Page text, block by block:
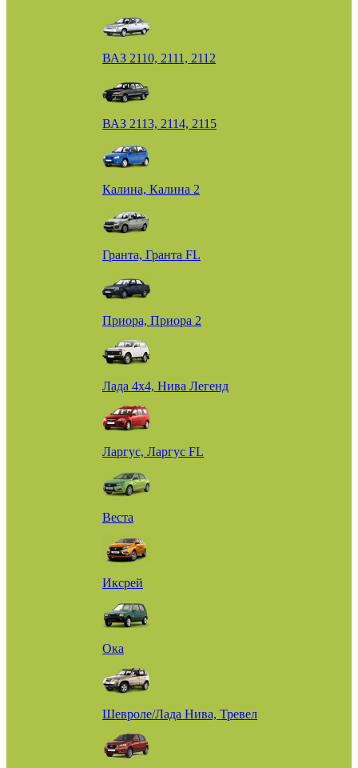
ВАЗ 2110, 2111, 2112
ВАЗ 2113, 2114, 2115
Калина, Калина 2
Гранта, Гранта FL
Приора, Приора 2
Лада 4х4, Нива Легенд
Ларгус, Ларгус FL
Веста
Иксрей
Ока
Шевроле/Лада Нива, Тревел